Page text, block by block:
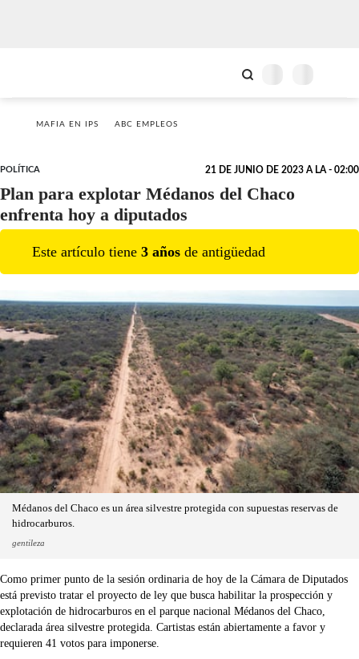
MAFIA EN IPS ABC EMPLEOS
POLÍTICA 21 DE JUNIO DE 2023 A LA - 02:00
Plan para explotar Médanos del Chaco
enfrenta hoy a diputados
Este artículo tiene 3 años de antigüedad
Médanos del Chaco es un área silvestre protegida con supuestas reservas de
hidrocarburos.
gentileza
Como primer punto de la sesión ordinaria de hoy de la Cámara de Diputados
está previsto tratar el proyecto de ley que busca habilitar la prospección y
explotación de hidrocarburos en el parque nacional Médanos del Chaco,
declarada área silvestre protegida. Cartistas están abiertamente a favor y
requieren 41 votos para imponerse.